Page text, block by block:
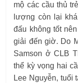
mộ các cầu thủ
lượng còn lại
đấu không tốt
giải đến giờ. Do
Samson ở CLB
thể kỳ vọng hai
Lee Nguyễn, tuổi